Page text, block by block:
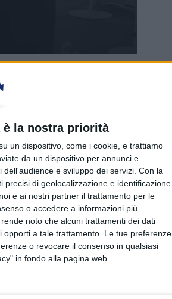
la nostra priorità
un dispositivo, come i cookie, e trattiamo
da un dispositivo per annunci e
e sviluppo dei servizi. Con la
di geolocalizzazione e identificazione
e ai nostri partner il trattamento per le
o accedere a informazioni più
rende noto che alcuni trattamenti dei dati
a tale trattamento. Le tue preferenze
o revocare il consenso in qualsiasi
in fondo alla pagina web.